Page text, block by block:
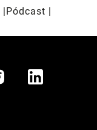
Pódcast